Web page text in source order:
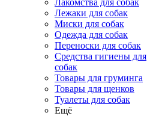
Лакомства для собак
Лежаки для собак
Миски для собак
Одежда для собак
Переноски для собак
Средства гигиены для
собак
Товары для груминга
Товары для щенков
Туалеты для собак
Ещё